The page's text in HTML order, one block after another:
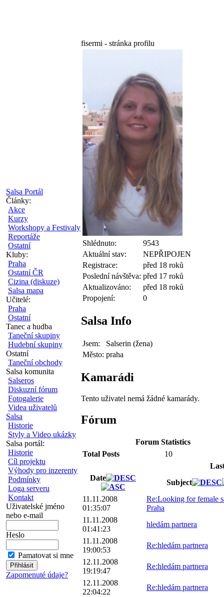
Salsa Portál
Články:
Akce
Kurzy
Workshopy a Festivaly
Reportáže
Ostatní
Kluby:
Praha
Ostatní ČR
Cizina (diskuze)
Salsa mapa
Učitelé:
Praha
Ostatní
Tanec a hudba
Taneční skupiny
Hudební skupiny
Ostatní
Taneční obchody
Salsa komunita
Salseros
Diskuzní fórum
Fotogalerie
Videa uživatelů
Salsa
Historie
Styly a Video ukázky
Salsa portál:
Historie
Cíl projektu
Výhody pro inzerenty
Podmínky
Loga serveru
Kontakt
Uživatelské jméno
nebo e-mail
Heslo
Pamatovat si mne
Zapomenuté údaje?
fisermi - stránka profilu
Shlédnuto:
9543
Aktuální stav:
NEPŘIPOJEN
Registrace:
před 18 roků
Poslední návštěva: před 17 roků
Aktualizováno:
před 18 roků
Propojení:
0
Salsa Info
Jsem:
Salserin (žena)
Město: praha
Kamarádi
Tento uživatel nemá žádné kamarády.
Fórum
Forum Statistics
Total Posts
10
Date
Subject
11.11.2008
01:35:07
Re:Looking for female
Praha
11.11.2008
01:41:23
hledám partnera
11.11.2008
19:00:53
Re:hledám partnera
12.11.2008
19:19:47
Re:hledám partnera
12.11.2008
22:04:22
Re:hledám partnera